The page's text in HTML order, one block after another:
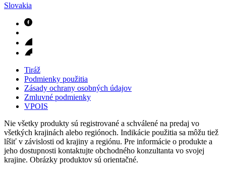
Slovakia
Tiráž
Podmienky použitia
Zásady ochrany osobných údajov
Zmluvné podmienky
VPOIS
Nie všetky produkty sú registrované a schválené na predaj vo
všetkých krajinách alebo regiónoch. Indikácie použitia sa môžu tiež
líšiť v závislosti od krajiny a regiónu. Pre informácie o produkte a
jeho dostupnosti kontaktujte obchodného konzultanta vo svojej
krajine. Obrázky produktov sú orientačné.